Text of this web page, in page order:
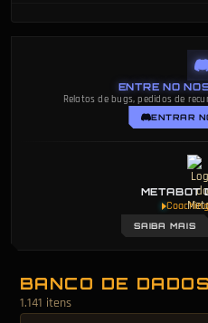
ENTRE NO
Relatos de bugs, pedidos de
ENTRAR
METABOT
SAIBA MAIS
BANCO DE
1.141 itens